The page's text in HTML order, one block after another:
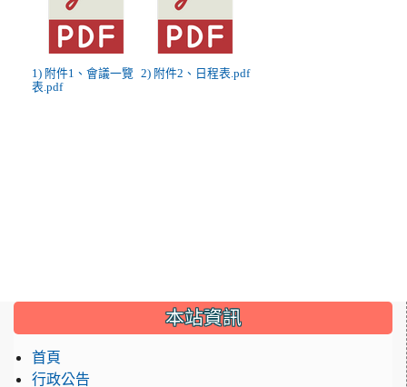
1) 附件1、會議一覽
表.pdf
2) 附件2、日程表.pdf
::: 本站資訊
首頁
行政公告